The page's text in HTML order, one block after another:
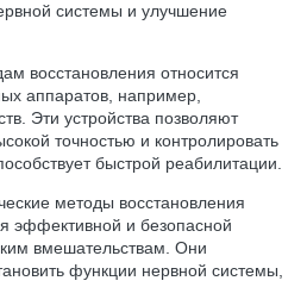
системы и улучшение
восстановления относится
аппаратов, например,
Эти устройства позволяют
точностью и контролировать
быстрой реабилитации.
методы восстановления
эффективной и безопасной
вмешательствам. Они
функции нервной системы,